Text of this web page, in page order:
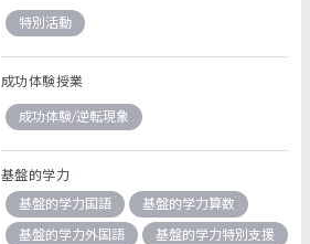
特別活動
成功体験授業
成功体験/逆転現象
基盤的学力
基盤的学力国語
基盤的学力算数
基盤的学力外国語
基盤的学力特別支援